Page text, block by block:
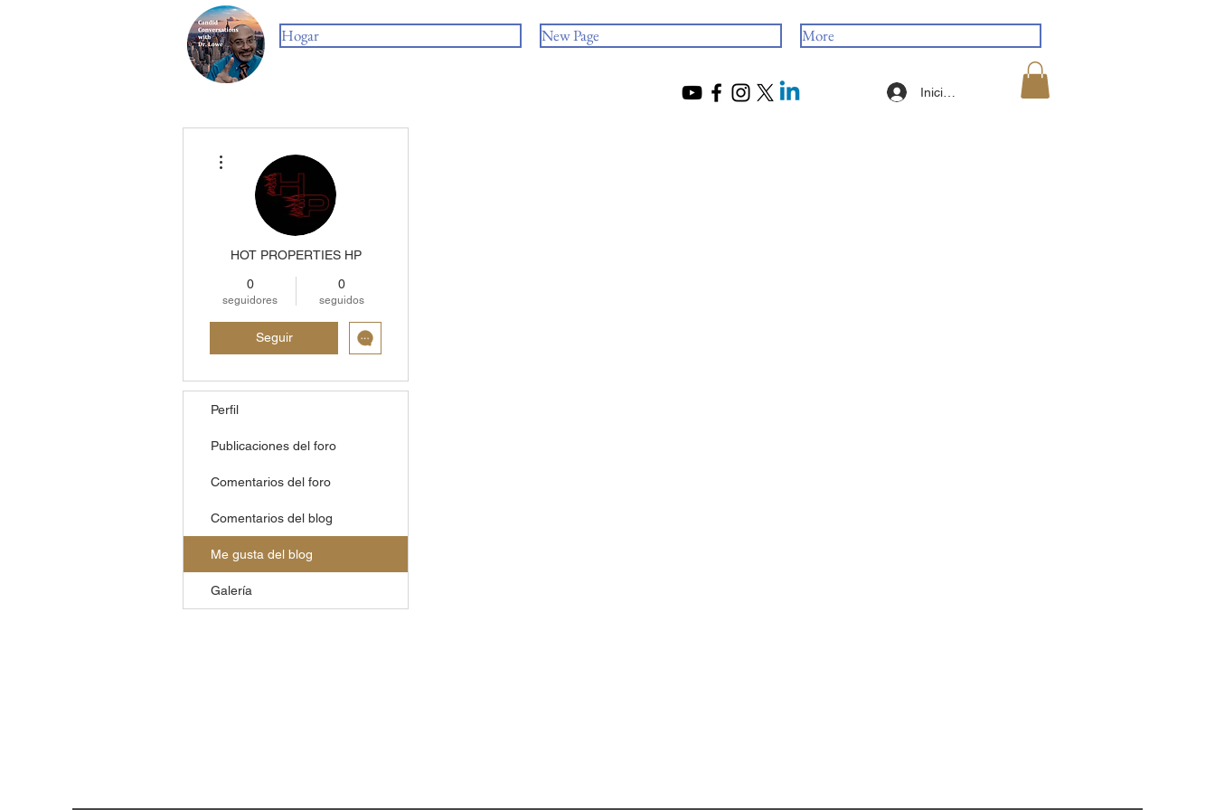
Hogar New Page More
Iniciar sesión
HOT PROPERTIES HP
0
seguidores
0
seguidos
Seguir
Perfil
Publicaciones del foro
Comentarios del foro
Comentarios del blog
Me gusta del blog
Galería